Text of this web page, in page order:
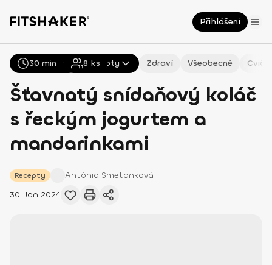
Přihlášení
Všechny Recepty Zdraví Všeobecné
Šťavnatý snídaňový koláč
s řeckým jogurtem a
mandarinkami
Recepty Antónia Smetanková
30. Jan 2024
30 min 8 ks